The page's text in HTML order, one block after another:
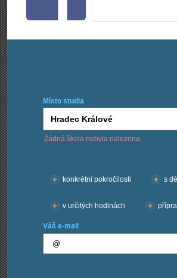
Místo studia
Žádná škola nebyla nalezena
konkrétní pokročilosti
s
v určitých hodinách
Váš e-mail